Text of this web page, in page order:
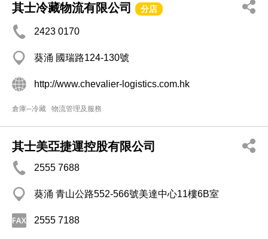
其士冷藏物流有限公司 分店
2423 0170
葵涌 國瑞路124-130號
http://www.chevalier-logistics.com.hk
倉庫─冷藏 物流管理及服務
其士美亞捷運控股有限公司
2555 7688
葵涌 青山公路552-566號美達中心11樓6B室
2555 7188